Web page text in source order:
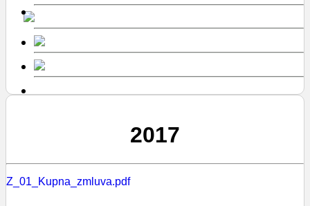
2017
Z_01_Kupna_zmluva.pdf